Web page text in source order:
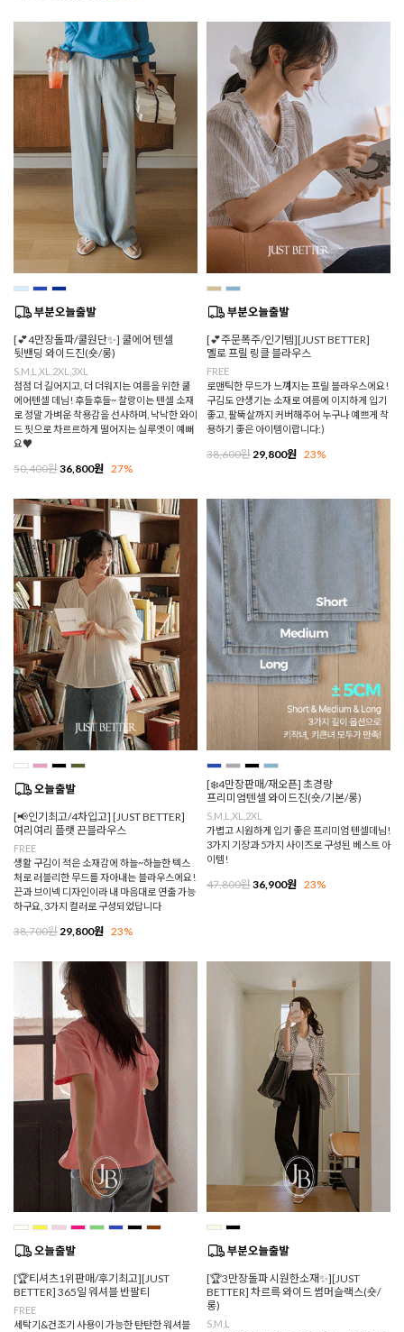
[💕4만장돌파/쿨원단✨] 쿨에어 텐셀
뒷밴딩 와이드진(숏/롱)
S,M,L,XL,2XL,3XL
점점 더 길어지고, 더 더워지는 여름을 위한 쿨
에어텐셀 데님! 후들후들~ 찰랑이는 텐셀 소재
로 정말 가벼운 착용감을 선사하며, 낙낙한 와이
드 핏으로 차르르하게 떨어지는 실루엣이 예뻐
요♥
50,400원36,800원 27%
[💕주문폭주/인기템][JUST BETTER]
멜로 프릴 링클 블라우스
FREE
로맨틱한 무드가 느껴지는 프릴 블라우스에요!
구김도 안생기는 소재로 여름에 이지하게 입기
좋고, 팔뚝살까지 커버해주어 누구나 예쁘게 착
용하기 좋은 아이템이랍니다:)
38,600원 29,800원 23%
[📢인기최고/4차입고] [JUST BETTER]
여리여리 플랫 끈블라우스
FREE
생활 구김이 적은 소재감에 하늘~하늘한 텍스
처로 러블리한 무드를 자아내는 블라우스에요!
끈과 브이넥 디자인이라 내 마음대로 연출 가능
하구요, 3가지 컬러로 구성되었답니다
38,700원 29,800원 23%
[❄️4만장판매/재오픈] 초경량
프리미엄텐셀 와이드진(숏/기본/롱)
S,M,L,XL,2XL
가볍고 시원하게 입기 좋은 프리미엄 텐셀데님!
3가지 기장과 5가지 사이즈로 구성된 베스트 아
이템!
47,800원36,900원 23%
[🏆티셔츠1위판매/후기최고][JUST
BETTER] 365일 워셔블 반팔티
FREE
세탁기&건조기 사용이 가능한 탄탄한 워셔블
[🏆3만장돌파 시원한소재✨][JUST
BETTER] 차르륵 와이드 썸머슬랙스(숏/
롱)
S,M,L